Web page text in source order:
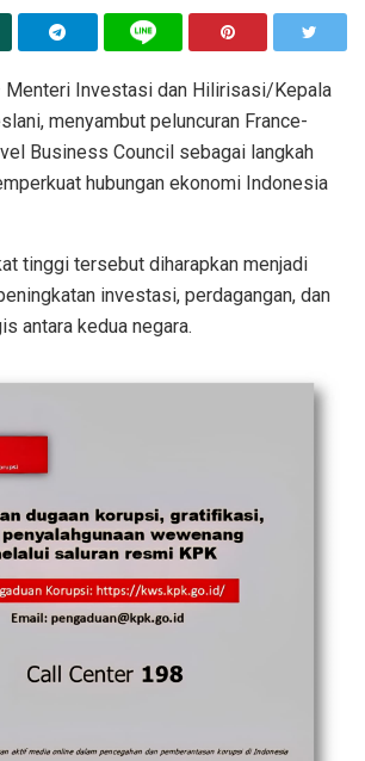
Menteri Investasi dan Hilirisasi/Kepala
menyambut peluncuran France-
Business Council sebagai langkah
hubungan ekonomi Indonesia
tinggi tersebut diharapkan menjadi
investasi, perdagangan, dan
antara kedua negara.